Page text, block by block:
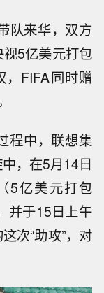
队来华，双方
5亿美元打包
，FIFA同时赠
程中，联想集
，在5月14日
5亿美元打包
并于15日上午
次“助攻”，对